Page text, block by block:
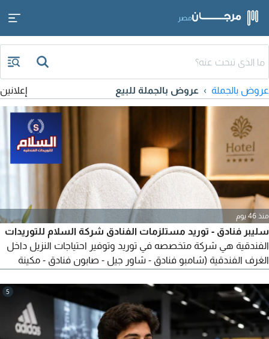
مصر
عروض بالجملة عروض بالجملة للبيع إعلانين
منذ 46 يوم
سليبر فنادق - توريد مستلزمات الفنادق شركة السلام للتوريدات
الفندقية هي شركة متخصصه في توريد وتوفير احتياجات النزيل داخل
الغرف الفندقية (شامبو فنادق - شاور جيل - صابون فنادق - مكينة
مجموعة الفانتي - لوفه - مشط) أيضا نوفر لكم جميع أنواع السليبر
(مفتوح - مقفول - سليبر فرو - قطيفة) مع أم كأنيه كتابة اسم الفندق
أو الشركة علي المنتج فقط للكميات
5